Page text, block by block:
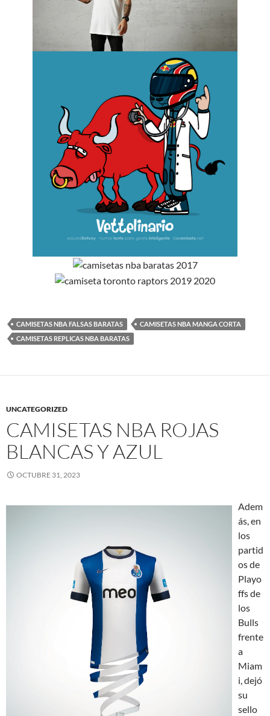
CAMISETAS NBA FALSAS BARATAS
CAMISETAS NBA MANGA CORTA
CAMISETAS REPLICAS NBA BARATAS
UNCATEGORIZED
CAMISETAS NBA ROJAS
BLANCAS Y AZUL
OCTUBRE 31, 2023
Adem
ás, en
los
partid
os de
Playo
ffs de
los
Bulls
frente
a
Miam
i, dejó
su
sello